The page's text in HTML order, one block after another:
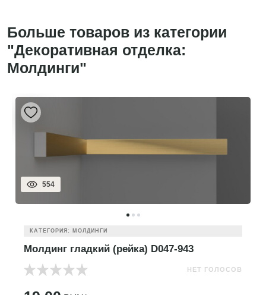
Больше товаров из категории
"Декоративная отделка:
Молдинги"
554
КАТЕГОРИЯ: МОЛДИНГИ
Молдинг гладкий (рейка) D047-943
НЕТ ГОЛОСОВ